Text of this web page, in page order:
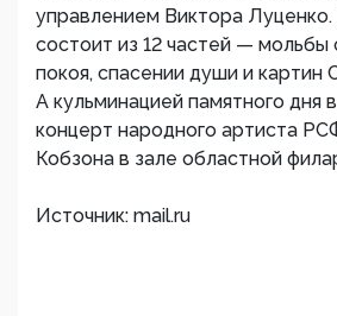
управлением Виктора
состоит из 12 частей — мольбы
покоя, спасении души и картин
А кульминацией памятного дня
концерт народного артиста
Кобзона в зале областной
Источник: mail.ru